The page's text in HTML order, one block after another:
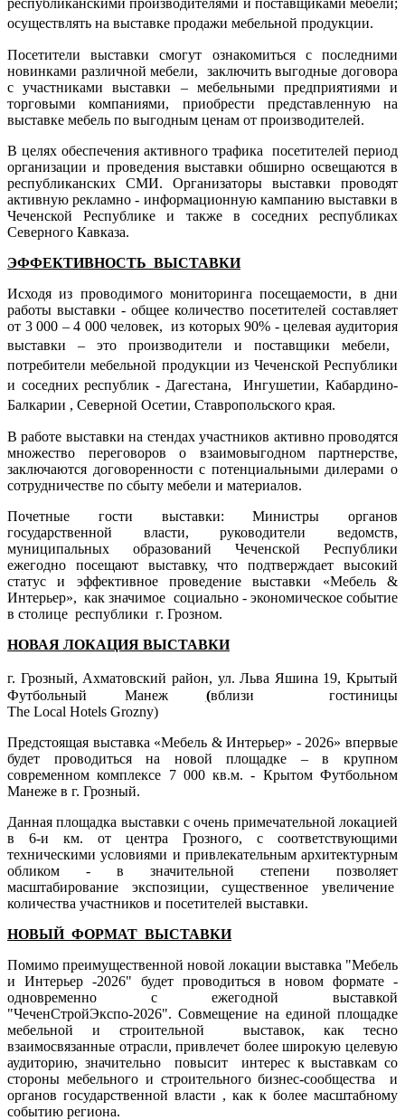
осуществлять на выставке продажи мебельной продукции.
Посетители выставки смогут ознакомиться с последними
новинками различной мебели, заключить выгодные договора
с участниками выставки – мебельными предприятиями и
торговыми компаниями, приобрести представленную на
выставке мебель по выгодным ценам от производителей.
В целях обеспечения активного трафика посетителей период
организации и проведения выставки обширно освещаются в
республиканских СМИ. Организаторы выставки проводят
активнуюрекламно - информационную кампанию выставки в
Чеченской Республике и также в соседних республиках
Северного Кавказа.
ЭФФЕКТИВНОСТЬ ВЫСТАВКИ
Исходя из проводимого мониторинга посещаемости, в дни
работы выставки - общее количество посетителей составляет
от 3 000 – 4 000 человек, из которых 90% - целевая аудитория
выставки – это производители и поставщики мебели,
потребители мебельной продукции из Чеченской Республики
и соседних республик - Дагестана, Ингушетии, Кабардино-
Балкарии , Северной Осетии, Ставропольского края.
В работе выставки на стендах участников активно проводятся
множество переговоров о взаимовыгодном партнерстве,
заключаются договоренности с потенциальными дилерами о
сотрудничестве по сбыту мебели и материалов.
Почетные гости выставки: Министры органов
государственной власти, руководители ведомств,
муниципальных образований Чеченской Республики
ежегодно посещают выставку, что подтверждает высокий
статус и эффективное проведение выставки «Мебель &
Интерьер», как значимое социально - экономическое событие
в столице республики г. Грозном.
НОВАЯ ЛОКАЦИЯ ВЫСТАВКИ
г. Грозный, Ахматовский район, ул. Льва Яшина 19, Крытый
Футбольный Манеж (вблизи гостиницы
The Local Hotels Grozny)
Предстоящая выставка «Мебель & Интерьер» - 2026» впервые
будет проводиться на новой площадке – в крупном
современном комплексе 7 000 кв.м. - Крытом Футбольном
Манеже в г. Грозный.
Данная площадка выставки с очень примечательной локацией
в 6-и км. от центра Грозного, с соответствующими
техническими условиями и привлекательным архитектурным
обликом - в значительной степени позволяет
масштабирование экспозиции, существенное увеличение
количества участников и посетителей выставки.
НОВЫЙ ФОРМАТ ВЫСТАВКИ
Помимо преимущественной новой локации выставка "Мебель
и Интерьер -2026" будет проводиться в новом формате -
одновременно с ежегодной выставкой
"ЧеченСтройЭкспо-2026". Совмещение на единой площадке
мебельной и строительной выставок, как тесно
взаимосвязанные отрасли, привлечет более широкую целевую
аудиторию, значительно повысит интерес к выставкам со
стороны мебельного и строительного бизнес-сообщества и
органов государственной власти , как к более масштабному
событию региона.